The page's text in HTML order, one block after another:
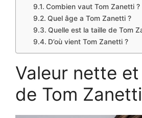
Combien vaut Tom Zanetti ?
Quel âge a Tom Zanetti ?
Quelle est la taille de Tom
D’où vient Tom Zanetti ?
Valeur nette
de Tom Zanetti